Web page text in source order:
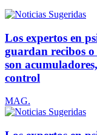
Los expertos en
guardan recibos o
son
control
MAG.